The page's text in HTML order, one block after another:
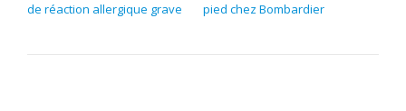
de réaction allergique grave pied chez Bombardier